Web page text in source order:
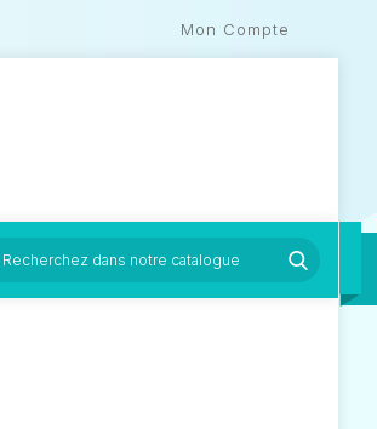
Mon Compte